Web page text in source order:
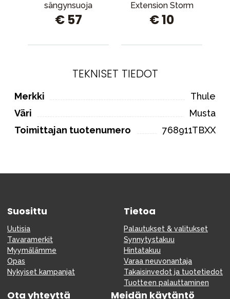
sängynsuoja
€ 57
Extension Storm
Grey -jalkapidennys
€ 10
TEKNISET TIEDOT
Merkki
Thule
Väri
Musta
Toimittajan tuotenumero
768911TBXX
Suosittu
Uutisia
Tavaramerkit
Myymälämme
Opas
Nykyiset kampanjat
Tietoa
Palautukset & valitukset
Synnytystakuu
Hintatakuu
Varaa neuvonantaja
Takaisinvedot ja tuotetiedot
Tuotteen palauttaminen
Ota yhteyttä Meidän käytäntö